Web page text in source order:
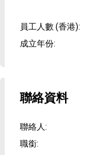
員工人數 (香港):
成立年份:
聯絡資料
聯絡人:
職銜: